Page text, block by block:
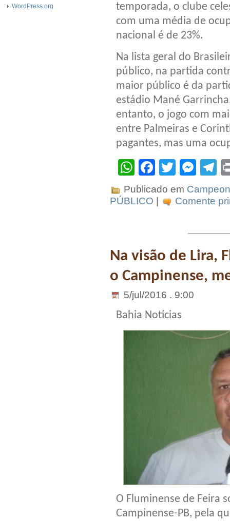
WordPress.org
temporada, o clube
com uma média de
nacional é de 23%.
Na lista geral do
público, na partida
maior público é da
estádio Mané
entanto, o jogo com
entre Palmeiras e
pagantes, mas uma
WhatsApp
Facebook
Twitter
Publicado em
PÚBLICO
Comente
Na visão de Lira,
o Campinense,
5/jul/2016 . 9:00
Bahia Notícias
O Fluminense de Feira
Campinense-PB, pela